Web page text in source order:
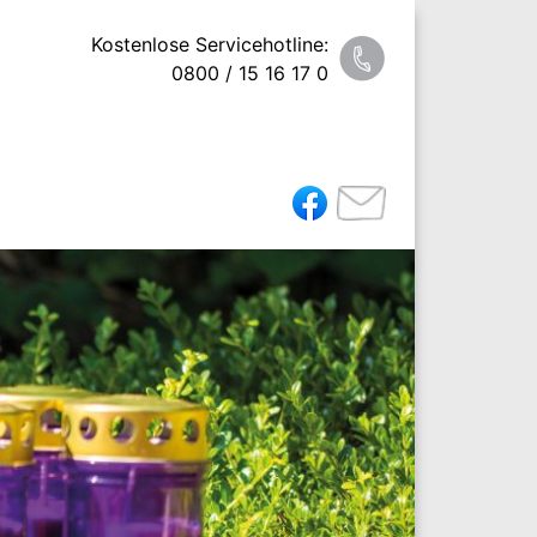
Kostenlose Servicehotline:
0800 / 15 16 17 0